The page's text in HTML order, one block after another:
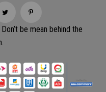
be mean behind the